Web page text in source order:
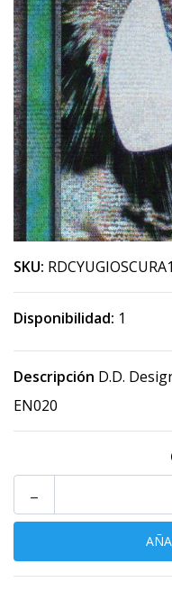
SKU:
Disponibilidad: 1
Descripción D.D.
EN020
-